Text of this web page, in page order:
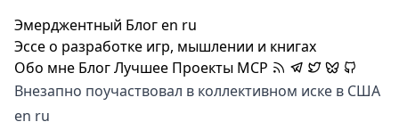
Эмерджентный Блогen ru
Эссе о разработке игр, мышлении и книгах
Обо мне БлогЛучшее Проекты MCP
Внезапно поучаствовал в коллективном иске в США
en ru